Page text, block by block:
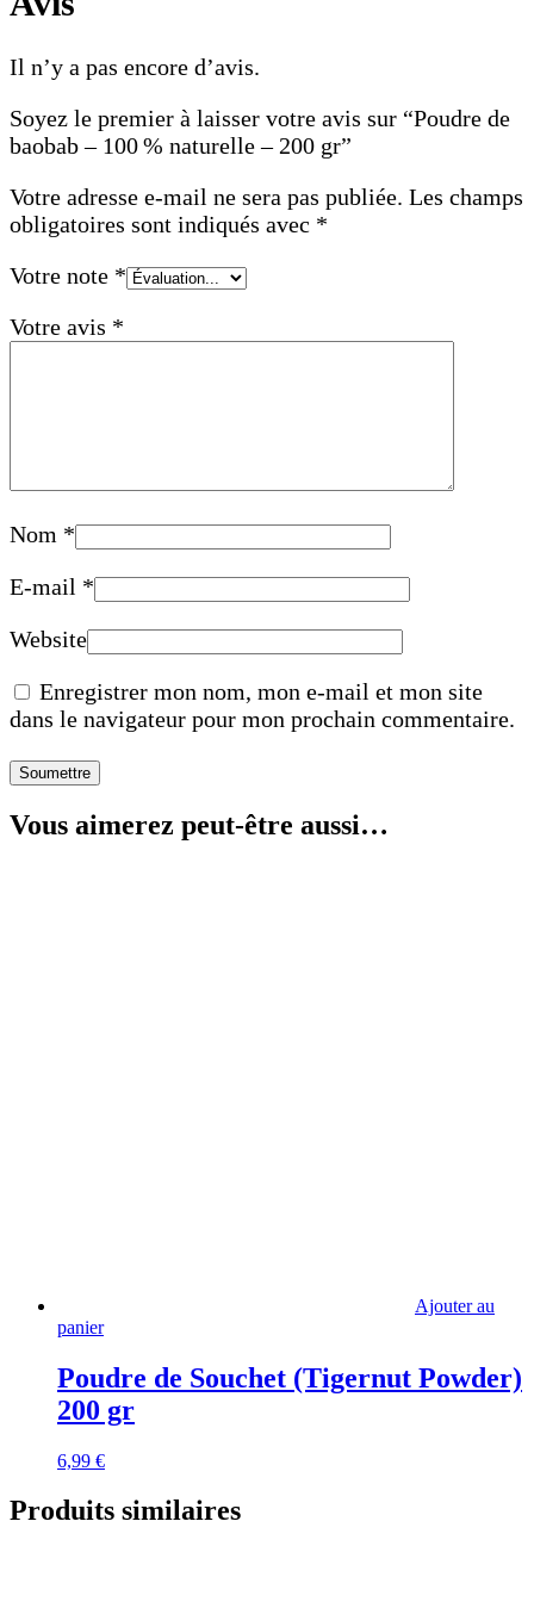
Il n’y a pas encore d’avis.
Soyez le premier à laisser votre avis sur “Poudre de
baobab – 100 % naturelle – 200 gr”
Votre adresse e-mail ne sera pas publiée. Les champs
obligatoires sont indiqués avec *
Votre note *
Votre avis *
Nom *
E-mail *
Website
Enregistrer mon nom, mon e-mail et mon site
dans le navigateur pour mon prochain commentaire.
Vous aimerez peut-être aussi…
Ajouter au
panier
Poudre de Souchet (Tigernut Powder)
200 gr
6,99 €
Produits similaires